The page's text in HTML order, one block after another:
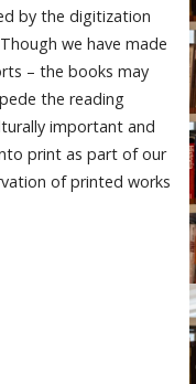
by the digitization
we have made
– the books may
the reading
important and
print as part of our
of printed works